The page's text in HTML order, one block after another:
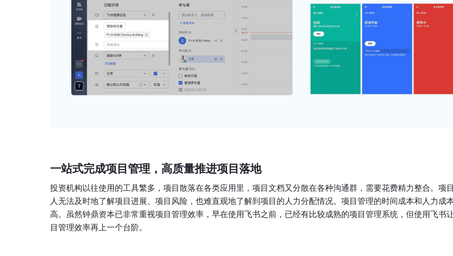
一站式完成项目管理，高质量推进项目落地
投资机构以往使用的工具繁多，项目散落在各类应用里，项目文档又分散在各种沟通群，需要花费精力整合。项
人无法及时地了解项目进展、项目风险，也难直观地了解到项目的人力分配情况。项目管理的时间成本和人力成
高。虽然钟鼎资本已非常重视项目管理效率，早在使用飞书之前，已经有比较成熟的项目管理系统，但使用飞书
目管理效率再上一个台阶。